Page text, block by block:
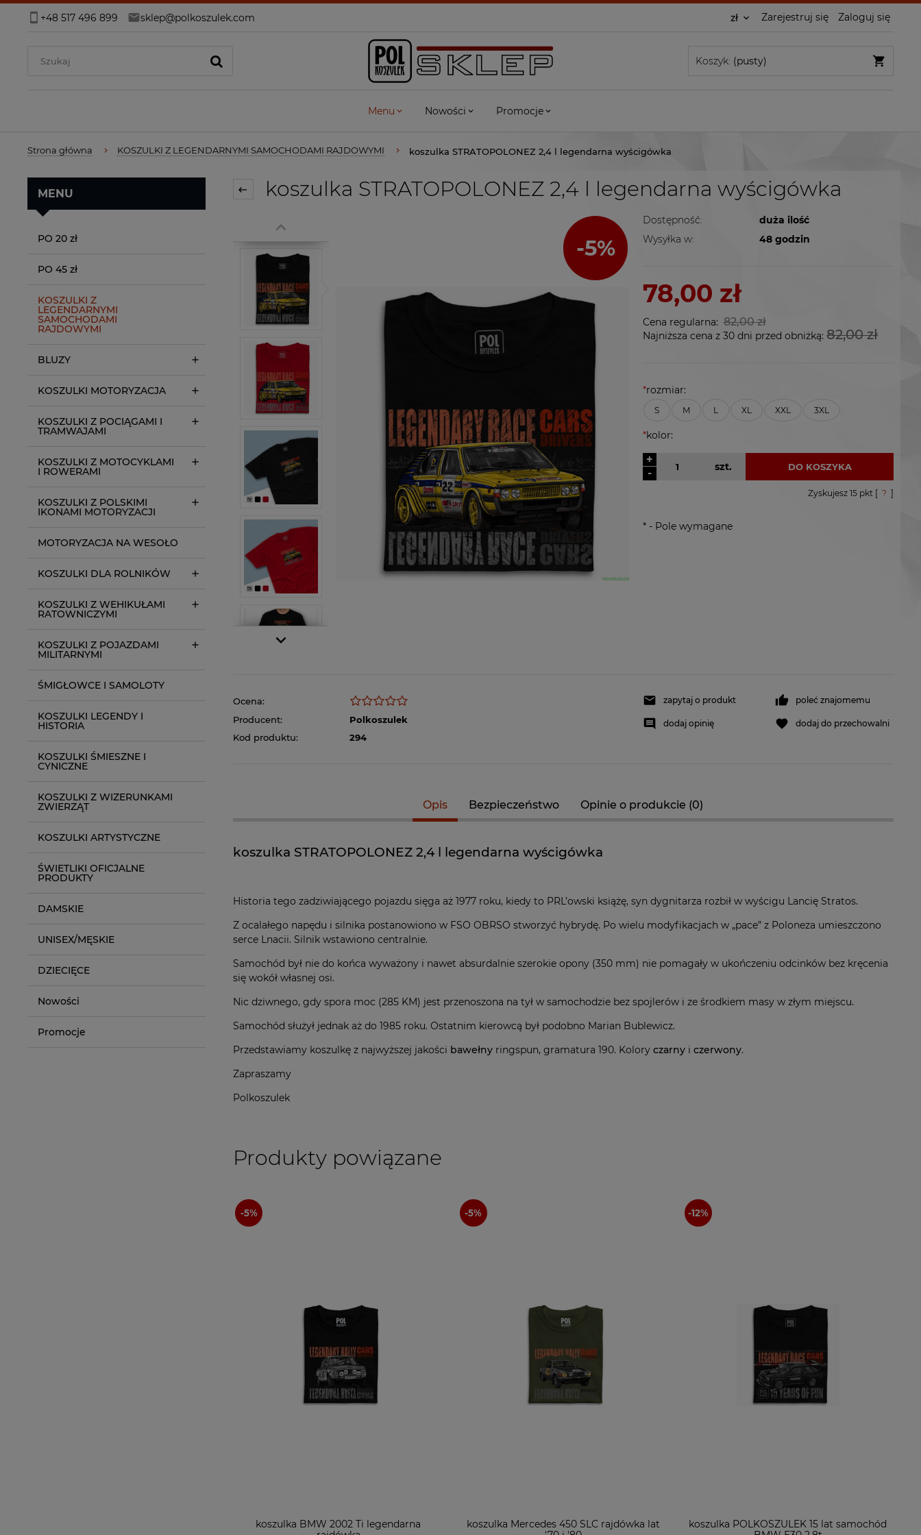
+48 517 496 899 sklep@polkoszulek.com Zarejestruj się Zaloguj się
Koszyk: (pusty)
Menu Nowości Promocje
Strona główna KOSZULKI Z LEGENDARNYMI SAMOCHODAMI RAJDOWYMI koszulka STRATOPOLONEZ 2,4 l legendarna wyścigówka
MENU
PO 20 zł
PO 45 zł
KOSZULKI Z
LEGENDARNYMI
SAMOCHODAMI
RAJDOWYMI
BLUZY
KOSZULKI MOTORYZACJA
KOSZULKI Z POCIĄGAMI I
TRAMWAJAMI
KOSZULKI Z MOTOCYKLAMI
I ROWERAMI
KOSZULKI Z POLSKIMI
IKONAMI MOTORYZACJI
MOTORYZACJA NA WESOŁO
KOSZULKI DLA ROLNIKÓW
KOSZULKI Z WEHIKUŁAMI
RATOWNICZYMI
KOSZULKI Z POJAZDAMI
MILITARNYMI
ŚMIGŁOWCE I SAMOLOTY
KOSZULKI LEGENDY I
HISTORIA
KOSZULKI ŚMIESZNE I
CYNICZNE
KOSZULKI Z WIZERUNKAMI
ZWIERZĄT
KOSZULKI ARTYSTYCZNE
ŚWIETLIKI OFICJALNE
PRODUKTY
DAMSKIE
UNISEX/MĘSKIE
DZIECIĘCE
Nowości
Promocje
koszulka STRATOPOLONEZ 2,4 l legendarna wyścigówka
Dostępność:
duża ilość
Wysyłka w:
48 godzin
78,00 zł
Cena regularna: 82,00 zł
Najniższa cena z 30 dni przed obniżką:82,00 zł
*rozmiar:
S M L XL XXL 3XL
*kolor:
-
+
szt. DO KOSZYKA
Zyskujesz 15pkt [ ? ]
* - Pole wymagane
Ocena:
Producent:
Polkoszulek
Kod produktu:
294
zapytaj o produkt poleć znajomemu
dodaj opinię dodaj do przechowalni
Opis Bezpieczeństwo Opinie o produkcie (0)
koszulka STRATOPOLONEZ 2,4 l legendarna wyścigówka
Historia tego zadziwiającego pojazdu sięga aż 1977 roku, kiedy to PRL’owski książę, syn dygnitarza rozbił w wyścigu Lancię Stratos.
Z ocalałego napędu i silnika postanowiono w FSO OBRSO stworzyć hybrydę. Po wielu modyfikacjach w „pace” z Poloneza umieszczono
serce Lnacii. Silnik wstawiono centralnie.
Samochód był nie do końca wyważony i nawet absurdalnie szerokie opony (350 mm) nie pomagały w ukończeniu odcinków bez kręcenia
się wokół własnej osi.
Nic dziwnego, gdy spora moc (285 KM) jest przenoszona na tył w samochodzie bez spojlerów i ze środkiem masy w złym miejscu.
Samochód służył jednak aż do 1985 roku. Ostatnim kierowcą był podobno Marian Bublewicz.
Przedstawiamy koszulkę z najwyższej jakości bawełny ringspun, gramatura 190. Kolory czarny i czerwony.
Zapraszamy
Polkoszulek
Produkty powiązane
koszulka BMW 2002 Ti legendarna
koszulka Mercedes 450 SLC rajdówka lat
koszulka POLKOSZULEK 15 lat samochód